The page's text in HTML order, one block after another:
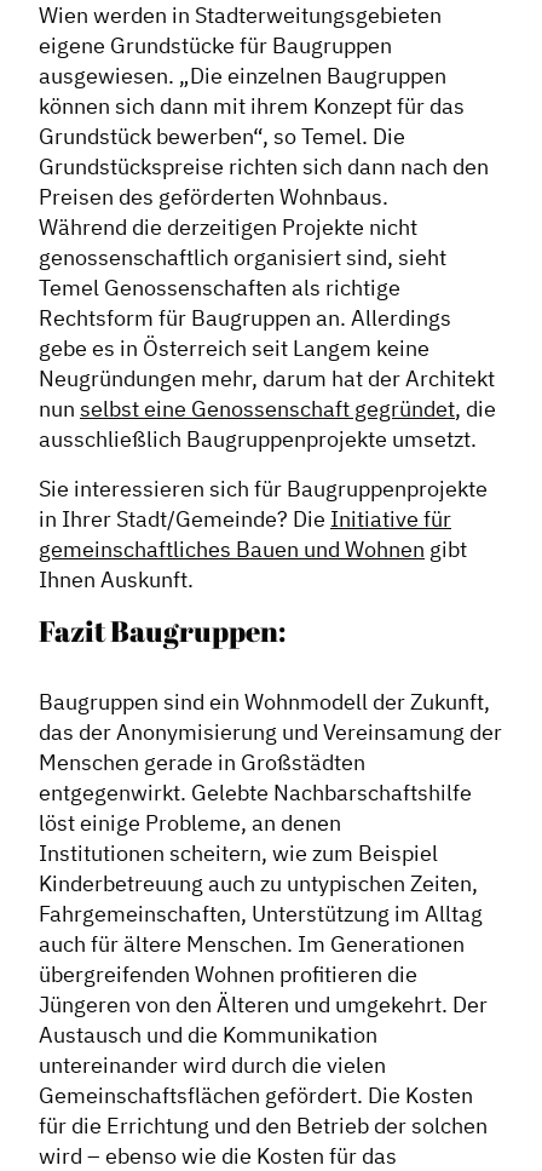
Geschichte des Dachverbandes
Vorstand
Mitglieder
Vorteile für Mitglieder
Veranstaltungen
Formate
Stadtmarketing
Handlungsräume
Netzwerkmanagement
Stadtraumgestaltung
Projektmanagement
Contentmanagement
Datenmanagement
Wien werden in Stadterweitungsgebieten
eigene Grundstücke für Baugruppen
ausgewiesen. „Die einzelnen Baugruppen
können sich dann mit ihrem Konzept für das
Grundstück bewerben“, so Temel. Die
Grundstückspreise richten sich dann nach den
Preisen des geförderten Wohnbaus.
Während die derzeitigen Projekte nicht
genossenschaftlich organisiert sind, sieht
Temel Genossenschaften als richtige
Rechtsform für Baugruppen an. Allerdings
gebe es in Österreich seit Langem keine
Neugründungen mehr, darum hat der Architekt
nun selbst eine Genossenschaft gegründet, die
ausschließlich Baugruppenprojekte umsetzt.
Sie interessieren sich für Baugruppenprojekte
in Ihrer Stadt/Gemeinde? Die Initiative für
gemeinschaftliches Bauen und Wohnen gibt
Ihnen Auskunft.
Fazit Baugruppen:
Baugruppen sind ein Wohnmodell der Zukunft,
das der Anonymisierung und Vereinsamung der
Menschen gerade in Großstädten
entgegenwirkt. Gelebte Nachbarschaftshilfe
löst einige Probleme, an denen
Institutionen scheitern, wie zum Beispiel
Kinderbetreuung auch zu untypischen Zeiten,
Fahrgemeinschaften, Unterstützung im Alltag
auch für ältere Menschen. Im Generationen
übergreifenden Wohnen profitieren die
Jüngeren von den Älteren und umgekehrt. Der
Austausch und die Kommunikation
untereinander wird durch die vielen
Gemeinschaftsflächen gefördert. Die Kosten
für die Errichtung und den Betrieb der solchen
wird – ebenso wie die Kosten für das